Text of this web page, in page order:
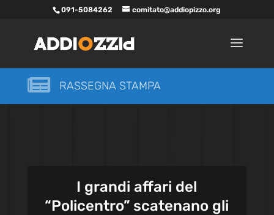
091-5084262 comitato@addiopizzo.org
 RASSEGNA STAMPA
I grandi affari del
“Policentro” scatenano gli